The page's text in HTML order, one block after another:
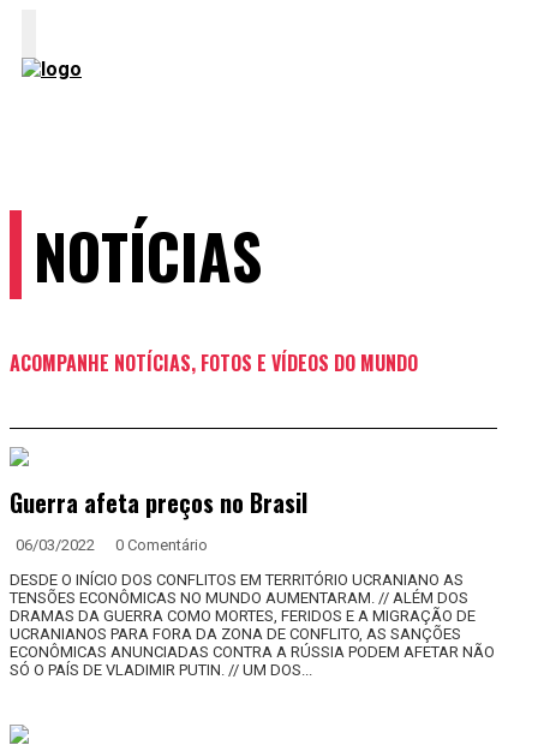
NOTÍCIAS
ACOMPANHE NOTÍCIAS, FOTOS E VÍDEOS DO MUNDO
Guerra afeta preços no Brasil
06/03/2022
0 Comentário
DESDE O INÍCIO DOS CONFLITOS EM TERRITÓRIO UCRANIANO AS
TENSÕES ECONÔMICAS NO MUNDO AUMENTARAM. // ALÉM DOS
DRAMAS DA GUERRA COMO MORTES, FERIDOS E A MIGRAÇÃO DE
UCRANIANOS PARA FORA DA ZONA DE CONFLITO, AS SANÇÕES
ECONÔMICAS ANUNCIADAS CONTRA A RÚSSIA PODEM AFETAR NÃO
SÓ O PAÍS DE VLADIMIR PUTIN. // UM DOS...